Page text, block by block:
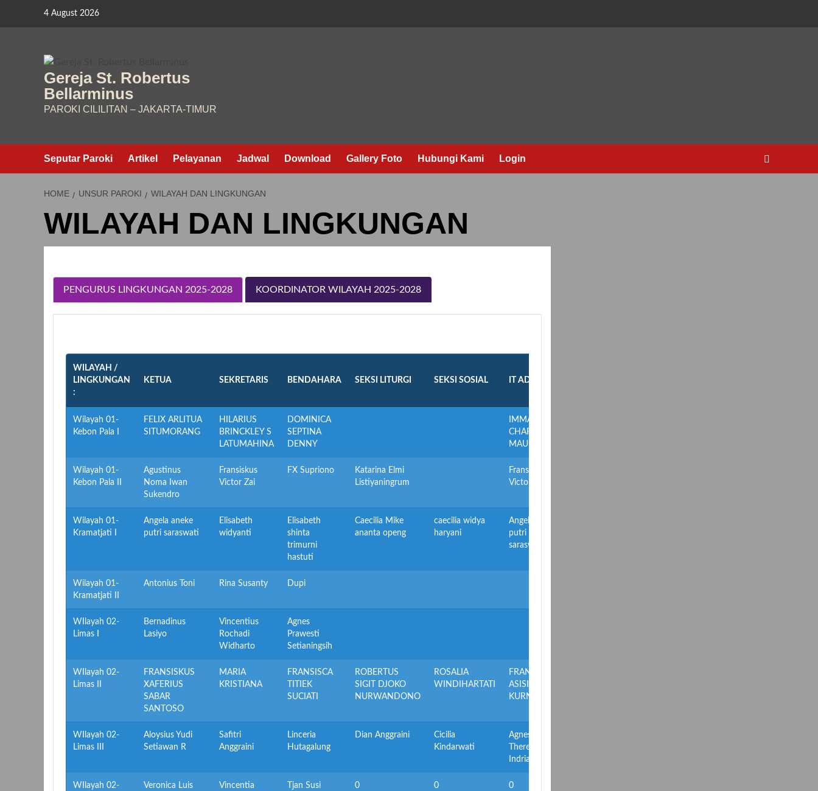
4 August 2026
Gereja St. Robertus
Bellarminus
PAROKI CILILITAN – JAKARTA-TIMUR
Seputar Paroki Artikel Pelayanan Jadwal Download Gallery Foto Hubungi Kami Login
HOME UNSUR PAROKI WILAYAH DAN LINGKUNGAN
WILAYAH DAN LINGKUNGAN
PENGURUS LINGKUNGAN 2025-2028 KOORDINATOR WILAYAH 2025-2028
WILAYAH /
LINGKUNGAN
:
KETUA SEKRETARIS BENDAHARA SEKSI LITURGI SEKSI SOSIAL IT ADMIN
Wilayah 01-
Kebon Pala I
FELIX ARLITUA
SITUMORANG
HILARIUS
BRINCKLEY S
LATUMAHINA
DOMINICA
SEPTINA
DENNY
IMMANUEL
CHARLES V.
MAU
Wilayah 01-
Kebon Pala II
Agustinus
Noma Iwan
Sukendro
Fransiskus
Victor Zai
FX Supriono
Katarina Elmi
Listiyaningrum
Fransiskus
Victor Zai
Wilayah 01-
Kramatjati I
Angela aneke
putri saraswati
Elisabeth
widyanti
Elisabeth
shinta
trimurni
hastuti
Caecilia Mike
ananta openg
caecilia widya
haryani
Angela aneke
putri
saraswati
Wilayah 01-
Kramatjati II
Antonius Toni Rina Susanty Dupi
WIlayah 02-
Limas I
Bernadinus
Lasiyo
Vincentius
Rochadi
Widharto
Agnes
Prawesti
Setianingsih
WIlayah 02-
Limas II
FRANSISKUS
XAFERIUS
SABAR
SANTOSO
MARIA
KRISTIANA
FRANSISCA
TITIEK
SUCIATI
ROBERTUS
SIGIT DJOKO
NURWANDONO
ROSALIA
WINDIHARTATI
FRANSISCUS
ASISI RAMA
KURNIAWAN
WIlayah 02-
Limas III
Aloysius Yudi
Setiawan R
Safitri
Anggraini
Linceria
Hutagalung
Dian Anggraini
Cicilia
Kindarwati
Agnes
Theresia
Indriana
WIlayah 02-
Veronica Luis
Vincentia
Tjan Susi 0 0 0